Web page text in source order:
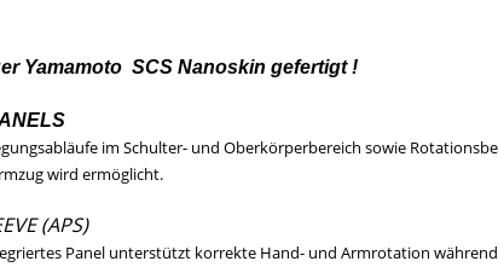
Yamamoto SCS Nanoskin gefertigt !
im Schulter- und Oberkörperbereich sowie
wird ermöglicht.
(APS)
Panel unterstützt korrekte Hand- und Armrotation